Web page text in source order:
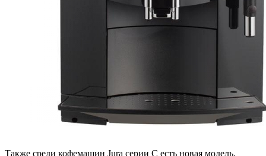
Также среди кофемашин Jura серии С есть новая модель,